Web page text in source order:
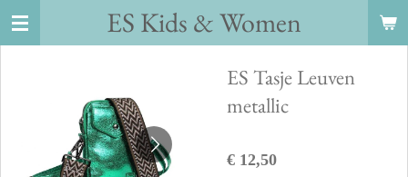
Ga
hoofdinhoud
ES Kids &Women
ES Tasje Leuven
metallic
€ 12,50